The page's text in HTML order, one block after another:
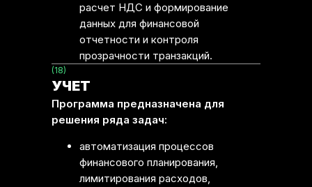
расчет НДС и формирование
данных для финансовой
отчетности и контроля
прозрачности транзакций.
(18)
УЧЕТ
Программа предназначена для
решения ряда задач:
автоматизация процессов
финансового планирования,
лимитирования расходов,